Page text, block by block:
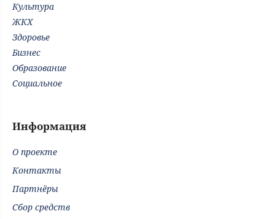
Культура
ЖКХ
Здоровье
Бизнес
Образование
Социальное
Информация
О проекте
Контакты
Партнёры
Сбор средств